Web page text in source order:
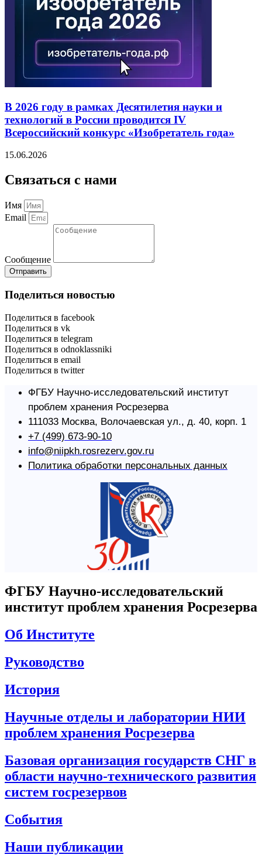
В 2026 году в рамках Десятилетия науки и
технологий в России проводится IV
Всероссийский конкурс «Изобретатель года»
15.06.2026
Связаться с нами
Имя
Email
Сообщение
Отправить
Поделиться новостью
Поделиться в facebook
Поделиться в vk
Поделиться в telegram
Поделиться в odnoklassniki
Поделиться в email
Поделиться в twitter
ФГБУ Научно-исследовательский институт
проблем хранения Росрезерва​
111033 Москва, Волочаевская ул., д. 40, корп. 1
+7 (499) 673-90-10
info@niipkh.rosrezerv.gov.ru
Политика обработки персональных данных
ФГБУ Научно-исследовательский
институт проблем хранения Росрезерва
Об Институте
Руководство
История
Научные отделы и лаборатории НИИ
проблем хранения Росрезерва
Базовая организация государств СНГ в
области научно-технического развития
систем госрезервов
События
Наши публикации